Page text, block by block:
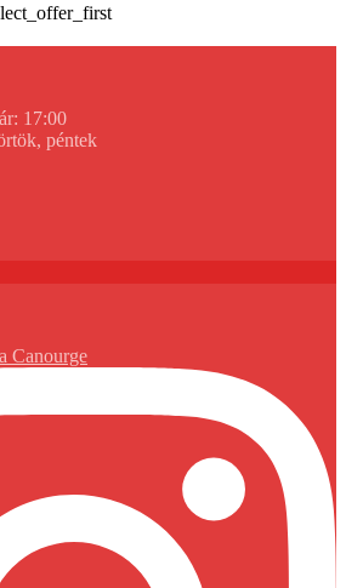
17:00
péntek
Canourge